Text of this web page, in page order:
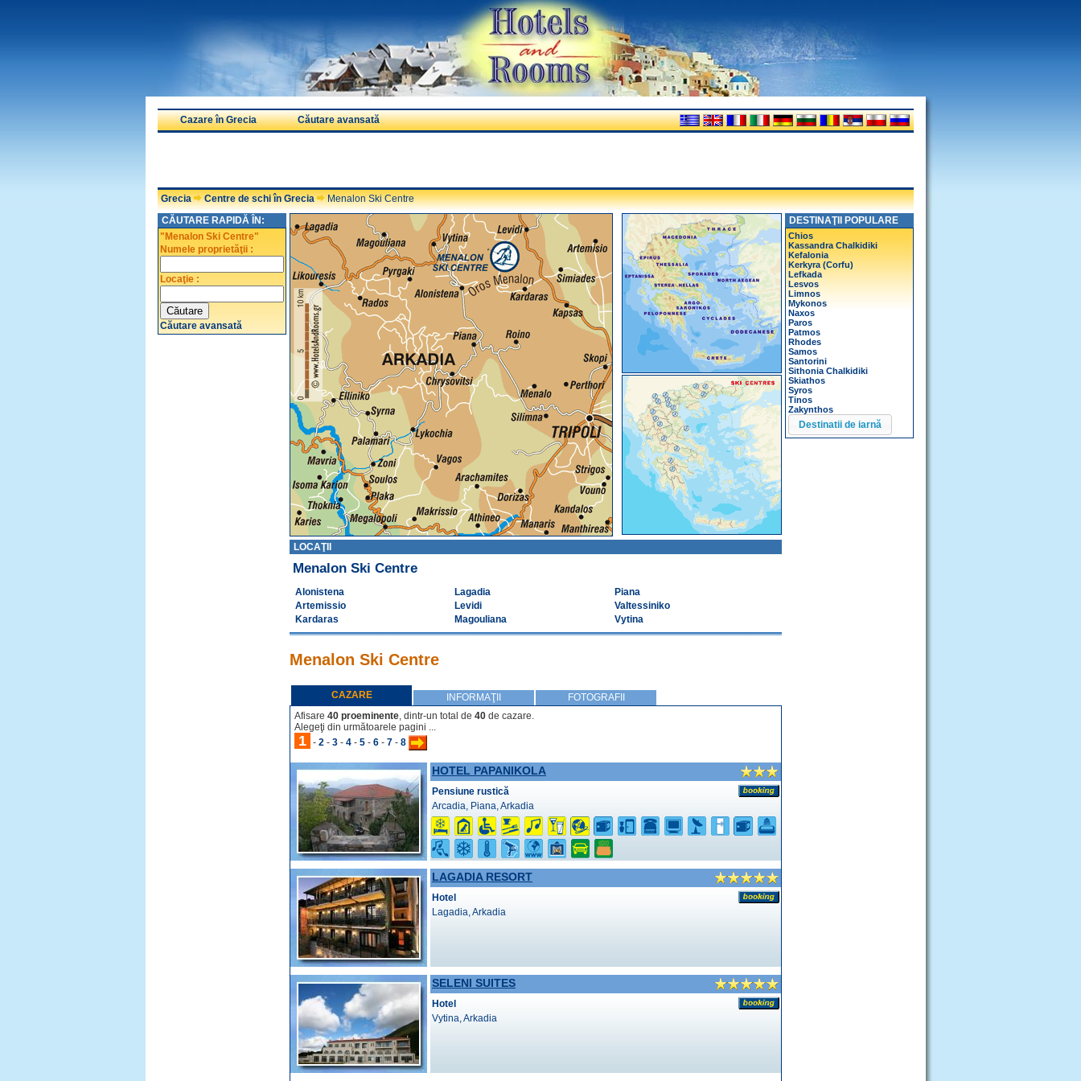
Cazare în Grecia Căutare avansată
Grecia Centre de schi în Grecia
Menalon Ski Centre
CĂUTARE RAPIDĂ ÎN:
"Menalon Ski Centre"
Numele proprietăţii :
Locaţie :
Căutare avansată
LOCAŢII
Menalon Ski Centre
Alonistena
Artemissio
Kardaras
Lagadia
Levidi
Magouliana
Piana
Valtessiniko
Vytina
Menalon Ski Centre
CAZARE INFORMAŢII
FOTOGRAFII
Afisare 40 proeminente, dintr-un total de 40 de cazare.
Alegeţi din următoarele pagini ...
1 - 2 - 3 - 4 - 5 - 6 - 7 - 8
HOTEL PAPANIKOLA
Pensiune rustică
Arcadia, Piana, Arkadia
LAGADIA RESORT
Hotel
Lagadia, Arkadia
SELENI SUITES
Hotel
Vytina, Arkadia
DESTINAŢII POPULARE
Chios
Kassandra Chalkidiki
Kefalonia
Kerkyra (Corfu)
Lefkada
Lesvos
Limnos
Mykonos
Naxos
Paros
Patmos
Rhodes
Samos
Santorini
Sithonia Chalkidiki
Skiathos
Syros
Tinos
Zakynthos
Destinatii de iarnă